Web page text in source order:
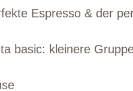
Espresso & der
basic: kleinere